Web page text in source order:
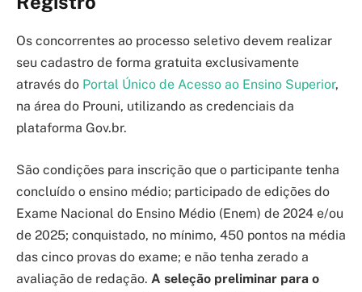
Os concorrentes ao processo seletivo devem realizar
seu cadastro de forma gratuita exclusivamente
através do Portal Único de Acesso ao Ensino Superior,
na área do Prouni, utilizando as credenciais da
plataforma Gov.br.
São condições para inscrição que o participante tenha
concluído o ensino médio; participado de edições do
Exame Nacional do Ensino Médio (Enem) de 2024 e/ou
de 2025; conquistado, no mínimo, 450 pontos na média
das cinco provas do exame; e não tenha zerado a
avaliação de redação. A seleção preliminar para o